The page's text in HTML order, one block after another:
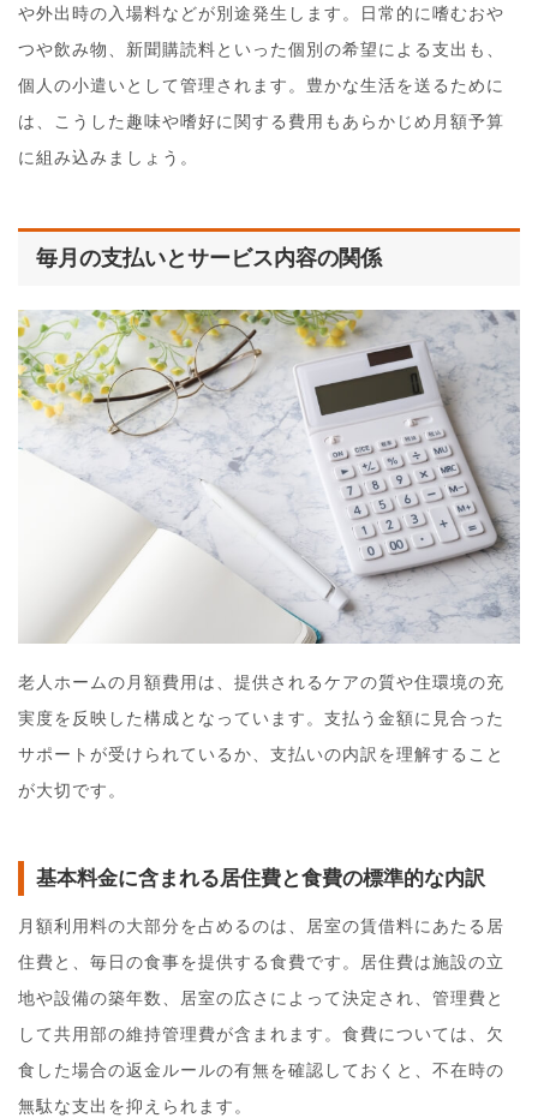
や外出時の入場料などが別途発生します。日常的に嗜むおや
つや飲み物、新聞購読料といった個別の希望による支出も、
個人の小遣いとして管理されます。豊かな生活を送るために
は、こうした趣味や嗜好に関する費用もあらかじめ月額予算
に組み込みましょう。
毎月の支払いとサービス内容の関係
老人ホームの月額費用は、提供されるケアの質や住環境の充
実度を反映した構成となっています。支払う金額に見合った
サポートが受けられているか、支払いの内訳を理解すること
が大切です。
基本料金に含まれる居住費と食費の標準的な内訳
月額利用料の大部分を占めるのは、居室の賃借料にあたる居
住費と、毎日の食事を提供する食費です。居住費は施設の立
地や設備の築年数、居室の広さによって決定され、管理費と
して共用部の維持管理費が含まれます。食費については、欠
食した場合の返金ルールの有無を確認しておくと、不在時の
無駄な支出を抑えられます。